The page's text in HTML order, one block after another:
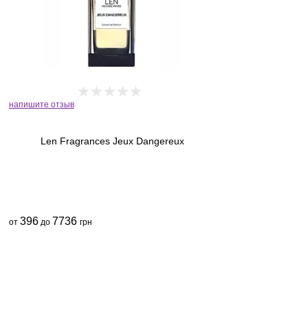
напишите отзыв
Len Fragrances Jeux Dangereux
от 396 до 7736 грн